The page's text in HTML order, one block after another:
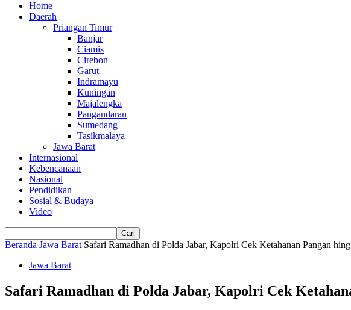
Home
Daerah
Priangan Timur
Banjar
Ciamis
Cirebon
Garut
Indramayu
Kuningan
Majalengka
Pangandaran
Sumedang
Tasikmalaya
Jawa Barat
Internasional
Kebencanaan
Nasional
Pendidikan
Sosial & Budaya
Video
Beranda Jawa Barat Safari Ramadhan di Polda Jabar, Kapolri Cek Ketahanan Pangan
Jawa Barat
Safari Ramadhan di Polda Jabar, Kapolri Cek